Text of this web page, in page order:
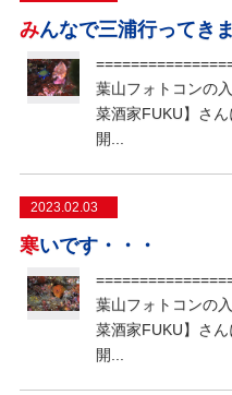
みんなで三浦行ってき
葉山フォトコンの
菜酒家FUKU】さ
開...
2023.02.03
寒いです・・・
葉山フォトコンの
菜酒家FUKU】さ
開...